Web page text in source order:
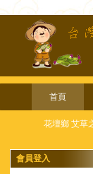
首頁
花壇鄉 艾草
會員登入